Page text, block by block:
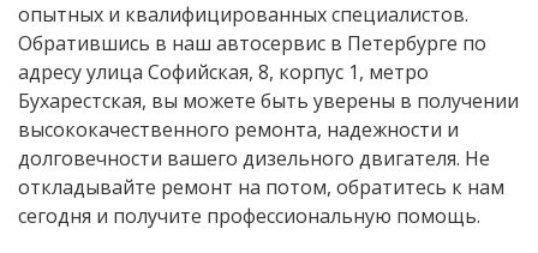
опытных и квалифицированных специалистов.
Обратившись в наш автосервис в Петербурге по
адресу улица Софийская, 8, корпус 1, метро
Бухарестская, вы можете быть уверены в получении
высококачественного ремонта, надежности и
долговечности вашего дизельного двигателя. Не
откладывайте ремонт на потом, обратитесь к нам
сегодня и получите профессиональную помощь.